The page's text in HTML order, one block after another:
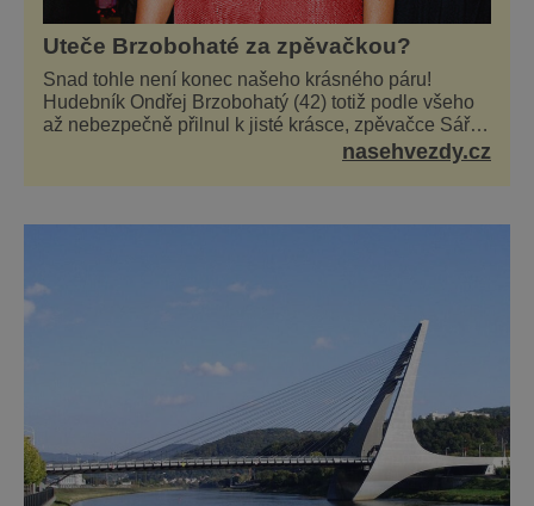
Uteče Brzobohaté za zpěvačkou?
Snad tohle není konec našeho krásného páru!
Hudebník Ondřej Brzobohatý (42) totiž podle všeho
až nebezpečně přilnul k jisté krásce, zpěvačce Sáře
Milfajtové (33), která jednou byla hostem v pořadu
Inkognito, kde Ondřej účinkuje. Ondřej Brzobohatý
nasehvezdy.cz